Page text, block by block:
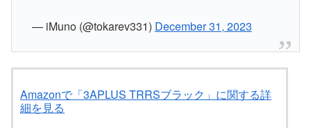
— iMuno (@tokarev331) December 31, 2023
Amazonで「3APLUS TRRSブラック」に関する詳
細を見る